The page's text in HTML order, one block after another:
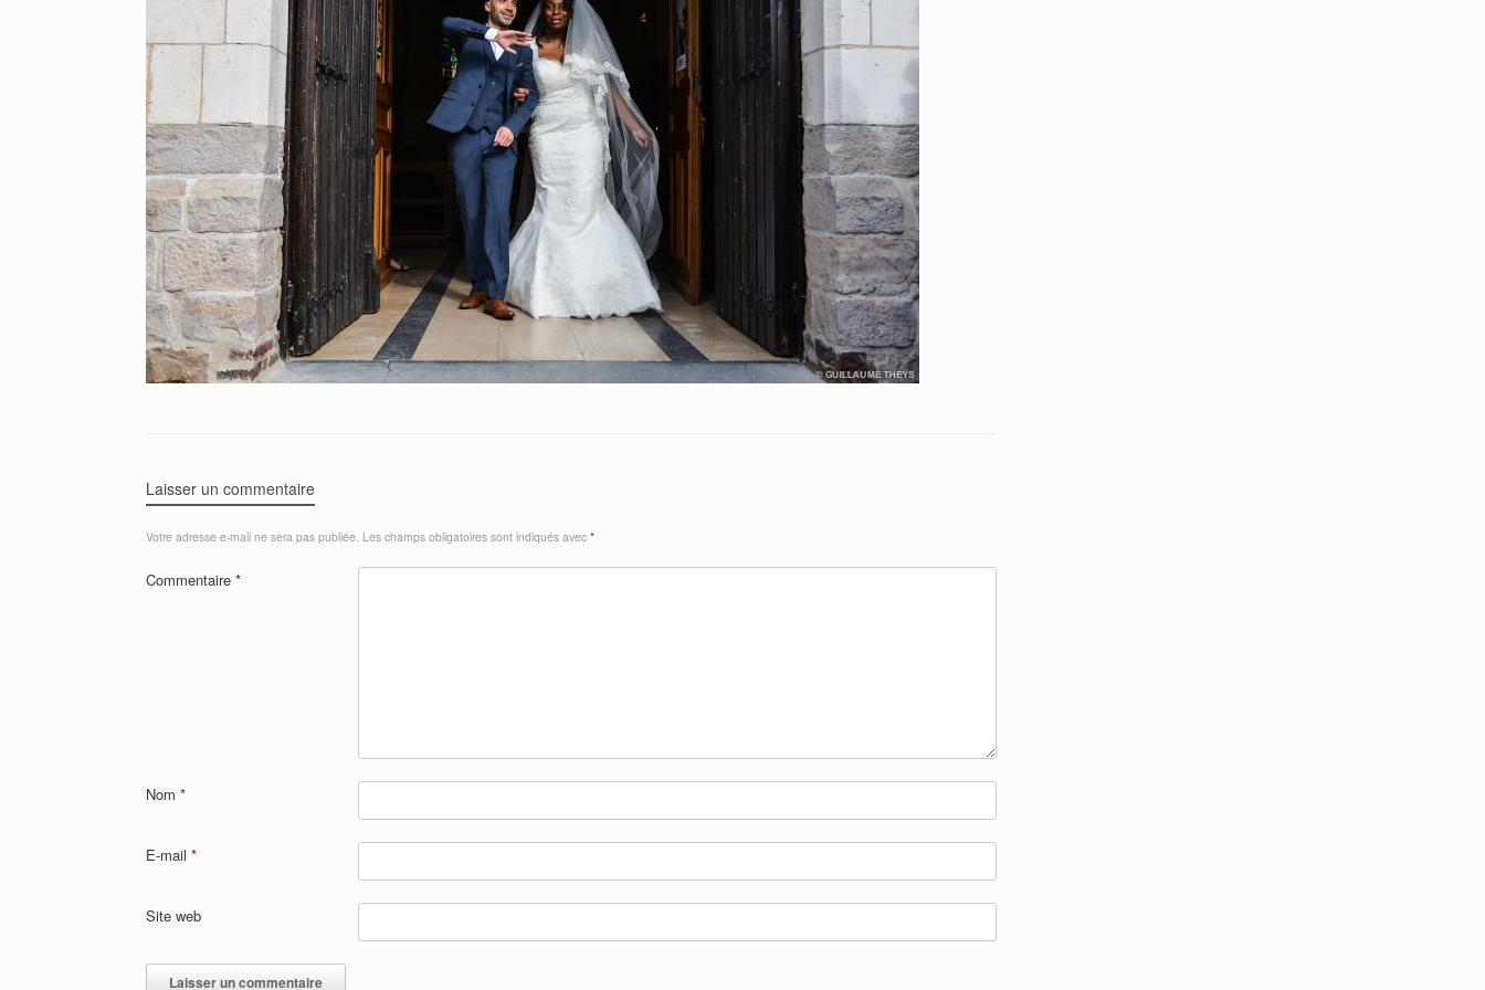
Laisser un commentaire
Votre adresse e-mail ne sera pas publiée. Les champs obligatoires sont indiqués avec *
Commentaire *
Nom *
E-mail *
Site web